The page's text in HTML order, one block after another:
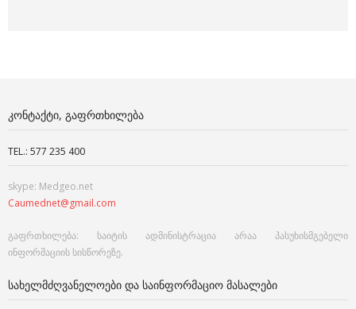
ᲙᲝᲜᲢᲐᲥᲢᲘ, ᲒᲐᲤᲠᲗᲮᲘᲚᲔᲑᲐ
TEL.: 577 235 400
skype: Medgeo.net
Caumednet@gmail.com
გაფრთხილება: საიტის ადმინისტრაცია არაა პასუხისმგებელი
ინფორმაციის სისწორეზე.
ᲡᲐᲮᲔᲚᲛᲫᲦᲕᲐᲜᲔᲚᲝᲔᲑᲘ ᲓᲐ ᲡᲐᲘᲜᲤᲝᲠᲛᲐᲪᲘᲝ ᲛᲐᲡᲐᲚᲔᲑᲘ